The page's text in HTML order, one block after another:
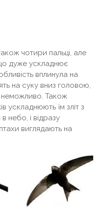
чотири пальці, але
дуже ускладнює
вплинула на
на суку вниз головою,
Також
ускладнюють їм зліт з
небо, і відразу
виглядають на